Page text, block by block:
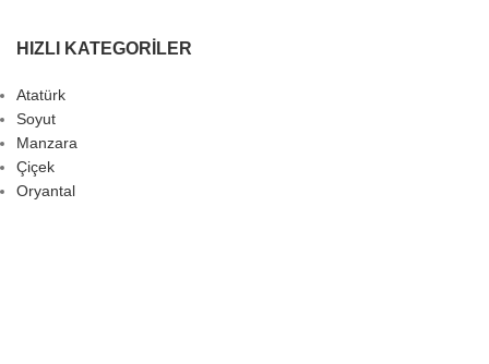
HIZLI KATEGORILER
Atatürk
Soyut
Manzara
Çiçek
Oryantal